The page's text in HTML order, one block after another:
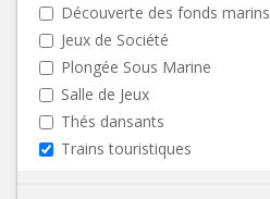
Découverte des fonds marins
Jeux de Société
Plongée Sous Marine
Salle de Jeux
Thés dansants
Trains touristiques